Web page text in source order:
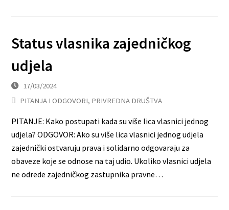
Status vlasnika zajedničkog
udjela
17/03/2024
PITANJA I ODGOVORI, PRIVREDNA DRUŠTVA
PITANJE: Kako postupati kada su više lica vlasnici jednog
udjela? ODGOVOR: Ako su više lica vlasnici jednog udjela
zajednički ostvaruju prava i solidarno odgovaraju za
obaveze koje se odnose na taj udio. Ukoliko vlasnici udjela
ne odrede zajedničkog zastupnika pravne…